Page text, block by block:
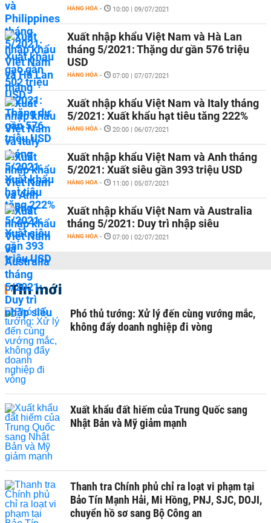
HÀNG HÓA - 10:00 | 09/07/2021
Xuất nhập khẩu Việt Nam và Hà Lan
tháng 5/2021: Thặng dư gần 576 triệu
USD
HÀNG HÓA - 07:00 | 07/07/2021
Xuất nhập khẩu Việt Nam và Italy tháng
5/2021: Xuất khẩu hạt tiêu tăng 222%
HÀNG HÓA - 20:00 | 06/07/2021
Xuất nhập khẩu Việt Nam và Anh tháng
5/2021: Xuất siêu gần 393 triệu USD
HÀNG HÓA - 11:00 | 05/07/2021
Xuất nhập khẩu Việt Nam và Australia
tháng 5/2021: Duy trì nhập siêu
HÀNG HÓA - 07:00 | 02/07/2021
Tin mới
Phó thủ tướng: Xử lý đến cùng vướng mắc,
không đẩy doanh nghiệp đi vòng
Xuất khẩu đất hiếm của Trung Quốc sang
Nhật Bản và Mỹ giảm mạnh
Thanh tra Chính phủ chỉ ra loạt vi phạm tại
Bảo Tín Mạnh Hải, Mi Hồng, PNJ, SJC, DOJI,
chuyển hồ sơ sang Bộ Công an